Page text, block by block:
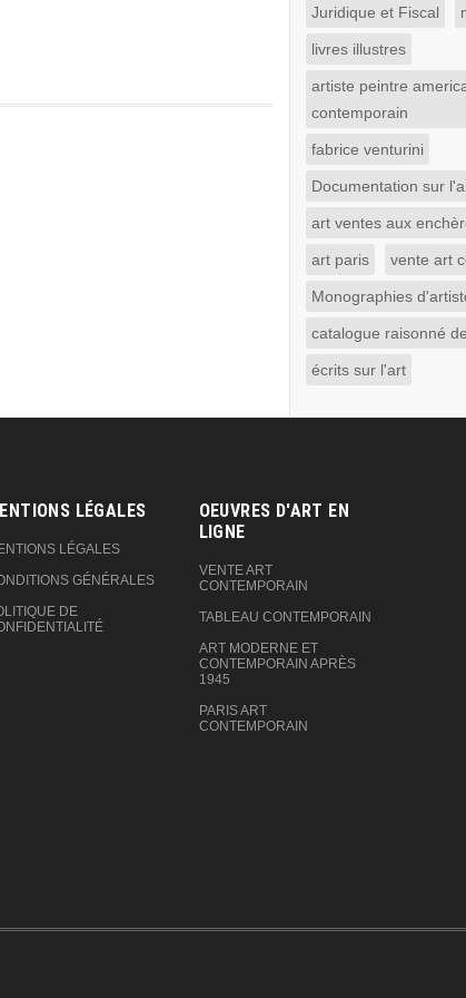
Juridique et Fiscal
livres illustres
artiste peintre
contemporain
fabrice venturini
Documentation sur
art ventes aux
art paris vente art
Monographies
catalogue raisonné
écrits sur l'art
LÉGALES
LÉGALES
GÉNÉRALES
DE
OEUVRES D'ART EN
LIGNE‎
VENTE ART
CONTEMPORAIN
TABLEAU CONTEMPORAIN
ART MODERNE ET
CONTEMPORAIN APRÈS
1945
PARIS ART
CONTEMPORAIN